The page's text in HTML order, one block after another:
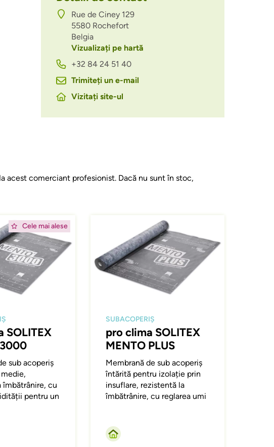
Rue de Ciney 129
5580 Rochefort
Belgia
Vizualizați pe hartă
+32 84 24 51 40
Trimiteți un e-mail
Vizitați site-ul
acest comerciant profesionist. Dacă nu sunt în stoc,
Cele mai alese
SOLITEX
sub acoperiș
îmbătrânire, cu
pentru un
SUBACOPERIȘ
pro clima SOLITEX
MENTO PLUS
Membrană de sub acoperiș
întărită pentru izolație prin
insuflare, rezistentă la
îmbătrânire, cu reglarea umi